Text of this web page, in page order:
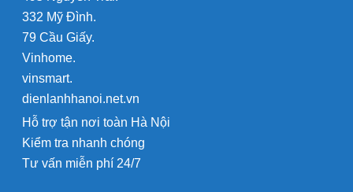
332 Mỹ Đình.
79 Cầu Giấy.
Vinhome.
vinsmart.
dienlanhhanoi.net.vn
Hỗ trợ tận nơi toàn Hà Nội
Kiểm tra nhanh chóng
Tư vấn miễn phí 24/7